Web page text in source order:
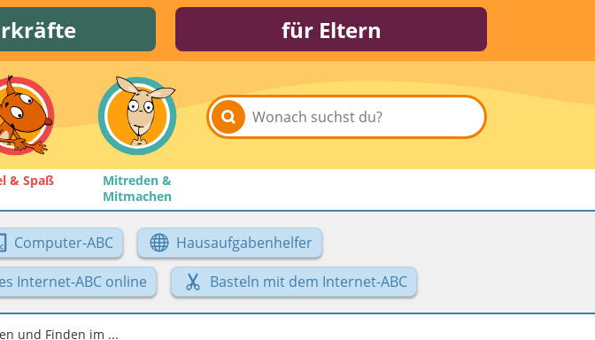
für Eltern
& Spaß
Mitreden &
Mitmachen
Computer-ABC
Hausaufgabenhelfer
Internet-ABC online Basteln mit dem Internet-ABC
und Finden im ...